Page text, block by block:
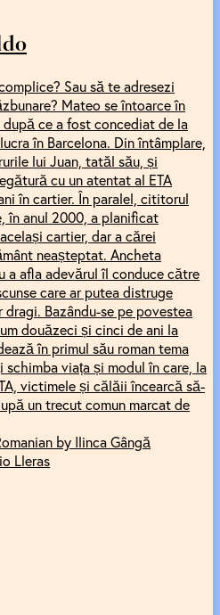
Sau să te adresezi
Mateo se întoarce în
ce a fost concediat de la
în Barcelona. Din întâmplare,
lui Juan, tatăl său, și
cu un atentat al ETA
în cartier. În paralel, cititorul
în anul 2000, a planificat
cartier, dar a cărei
neașteptat. Ancheta
a afla adevărul îl conduce către
care ar putea distruge
Bazându-se pe povestea
douăzeci și cinci de ani la
în primul său roman tema
viața și modul în care, la
victimele și călăii încearcă să-
un trecut comun marcat de
by Ilinca Gângă
Lleras